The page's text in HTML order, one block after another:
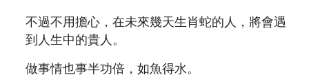
不過不用擔心，在未來幾天生肖蛇的人，將會遇
到人生中的貴人。
做事情也事半功倍，如魚得水。